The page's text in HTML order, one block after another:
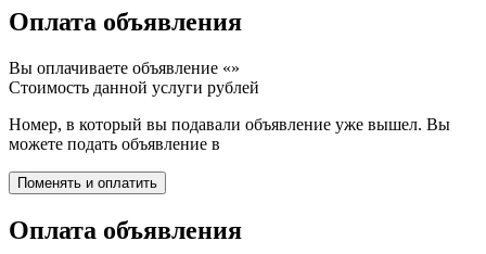
Оплата объявления
Вы оплачиваете объявление «»
Стоимость данной услуги рублей
Номер, в который вы подавали объявление уже вышел. Вы
можете подать объявление в
Оплата объявления